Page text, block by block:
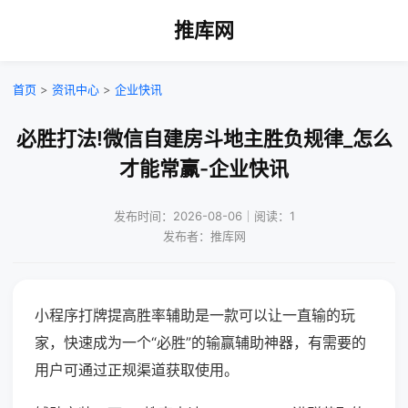
推库网
首页 > 资讯中心 > 企业快讯
必胜打法!微信自建房斗地主胜负规律_怎么
才能常赢-企业快讯
发布时间：2026-08-06｜阅读：1
发布者：推库网
小程序打牌提高胜率辅助是一款可以让一直输的玩
家，快速成为一个“必胜”的输赢辅助神器，有需要的
用户可通过正规渠道获取使用。